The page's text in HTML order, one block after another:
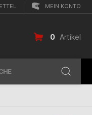
MEIN KONTO
0 Artikel